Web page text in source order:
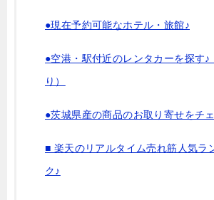
●現在予約可能なホテル・旅館♪
●空港・駅付近のレンタカーを探す♪
り）
●茨城県産の商品のお取り寄せをチ
■ 楽天のリアルタイム売れ筋人気ラ
ク♪